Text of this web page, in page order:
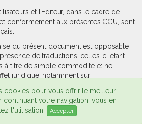
et l’Editeur, dans le cadre de
et conformément aux présentes CGU, sont
du présent document est opposable
de traductions, celles-ci étant
à titre de simple commodité et ne
juridique, notamment sur
à se produire à propos de la
cookies pour vous offrir le meilleur
continuant votre navigation, vous en
l'utilisation.
Accepter